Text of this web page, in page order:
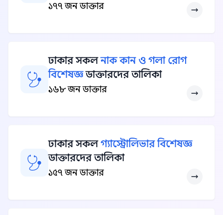
১৭৭ জন ডাক্তার
ঢাকার সকলনাক কান ও গলা রোগ
বিশেষজ্ঞডাক্তারদের তালিকা
১৬৮ জন ডাক্তার
ঢাকার সকলগ্যাস্ট্রোলিভার বিশেষজ্ঞ
ডাক্তারদের তালিকা
১৫৭ জন ডাক্তার